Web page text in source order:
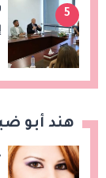
5
هند أبو